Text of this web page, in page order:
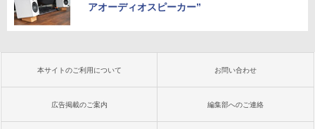
アオーディオスピーカー”
本サイトのご利用について お問い合わせ
広告掲載のご案内 編集部へのご連絡